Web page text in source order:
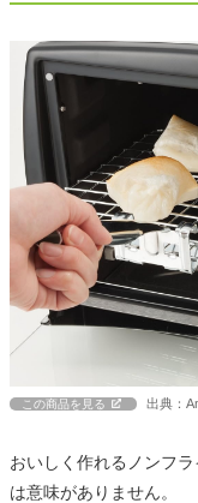
この商品を見る 出典：
おいしく作れるノンフ
は意味がありません。